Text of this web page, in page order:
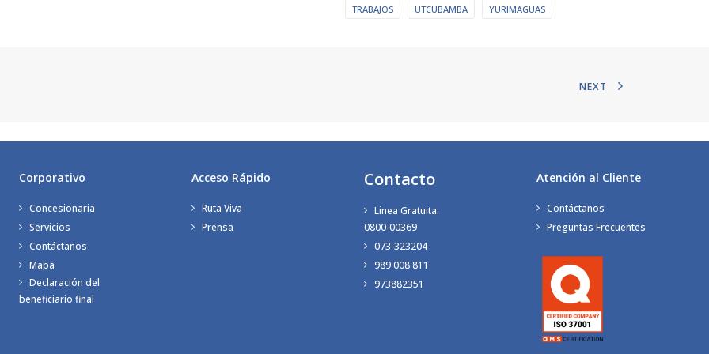
TRABAJOS UTCUBAMBA YURIMAGUAS
NEXT
Corporativo
Concesionaria
Servicios
Contáctanos
Mapa
Declaración del
beneficiario final
Acceso Rápido
Ruta Viva
Prensa
Contacto
Linea Gratuita:
0800-00369
073-323204
989 008 811
973882351
Atención al Cliente
Contáctanos
Preguntas Frecuentes